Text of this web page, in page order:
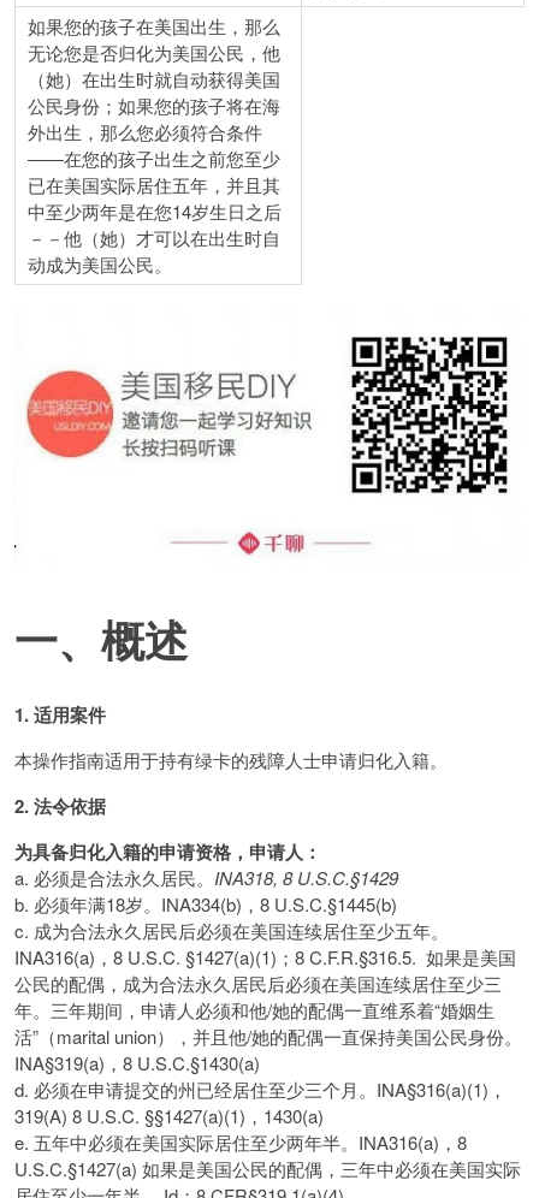
如果您的孩子在美国出生，那么
无论您是否归化为美国公民，他
（她）在出生时就自动获得美国
公民身份；如果您的孩子将在海
外出生，那么您必须符合条件
――在您的孩子出生之前您至少
已在美国实际居住五年，并且其
中至少两年是在您14岁生日之后
－－他（她）才可以在出生时自
动成为美国公民。
一、概述
1. 适用案件
本操作指南适用于持有绿卡的残障人士申请归化入籍。
2. 法令依据
为具备归化入籍的申请资格，申请人：
a. 必须是合法永久居民。 INA318, 8 U.S.C.§1429
b. 必须年满18岁。INA334(b)，8 U.S.C.§1445(b)
c. 成为合法永久居民后必须在美国连续居住至少五年。
INA316(a)，8 U.S.C. §1427(a)(1)；8 C.F.R.§316.5. 如果是美国
公民的配偶，成为合法永久居民后必须在美国连续居住至少三
年。三年期间，申请人必须和他/她的配偶一直维系着“婚姻生
活”（marital union），并且他/她的配偶一直保持美国公民身份。
INA§319(a)，8 U.S.C.§1430(a)
d. 必须在申请提交的州已经居住至少三个月。INA§316(a)(1)，
319(A) 8 U.S.C. §§1427(a)(1)，1430(a)
e. 五年中必须在美国实际居住至少两年半。INA316(a)，8
U.S.C.§1427(a) 如果是美国公民的配偶，三年中必须在美国实际